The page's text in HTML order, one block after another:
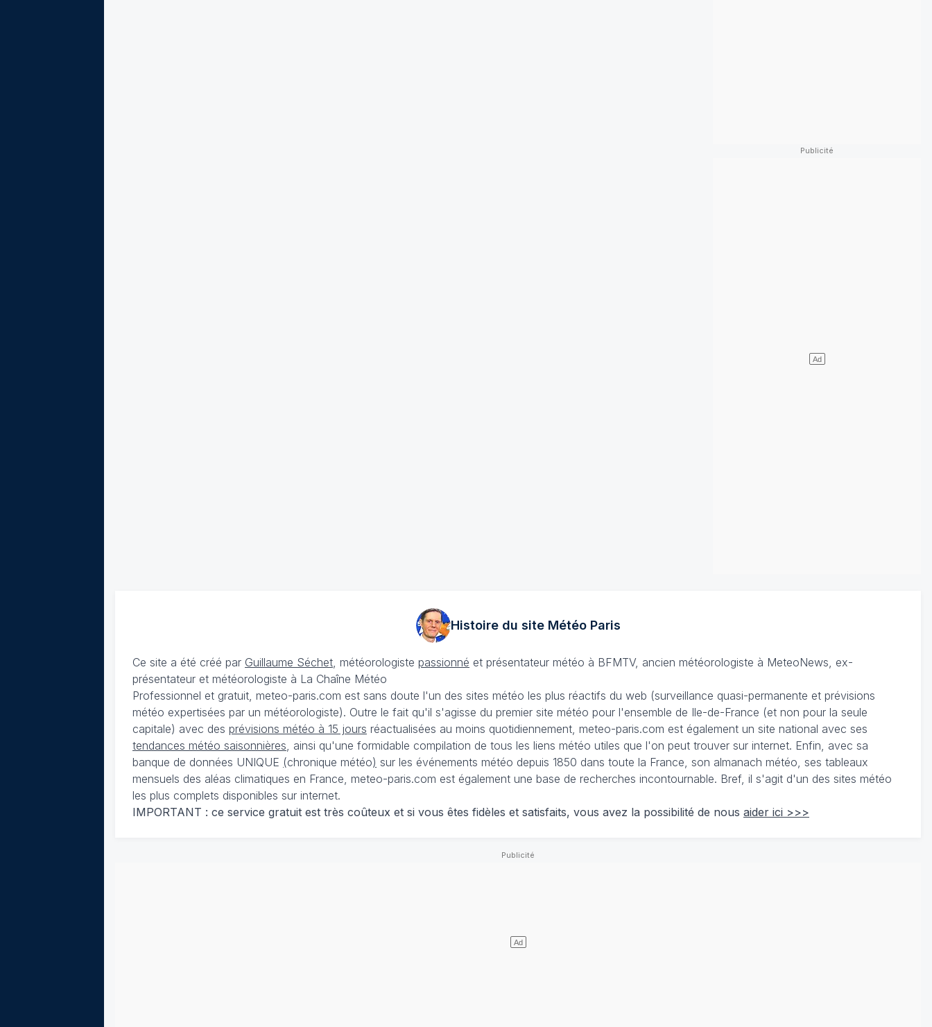
Histoire du site MétéoParis
Ce site a été créé par Guillaume Séchet , météorologiste passionné et présentateur météo à BFMTV, ancien météorologiste à MeteoNews, ex-
présentateur et météorologiste à La Chaîne Météo
Professionnel et gratuit, meteo-paris.com est sans doute l'un des sites météo les plus réactifs du web (surveillance quasi-permanente et prévisions
météo expertisées par un météorologiste). Outre le fait qu'il s'agisse du premier site météo pour l'ensemble de Ile-de-France (et non pour la seule
capitale) avec des prévisions météo à 15 jours réactualisées au moins quotidiennement, meteo-paris.com est également un site national avec ses
tendances météo saisonnières , ainsi qu'une formidable compilation de tous les liens météo utiles que l'on peut trouver sur internet. Enfin, avec sa
banque de données UNIQUE (chronique météo) sur les événements météo depuis 1850 dans toute la France, son almanach météo, ses tableaux
mensuels des aléas climatiques en France, meteo-paris.com est également une base de recherches incontournable. Bref, il s'agit d'un des sites météo
les plus complets disponibles sur internet.
IMPORTANT : ce service gratuit est très coûteux et si vous êtes fidèles et satisfaits, vous avez la possibilité de nous aider ici >>>